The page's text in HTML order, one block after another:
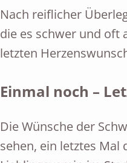
Nach reiflicher
die es schwer und oft
letzten
Einmal noch –
Die Wünsche der
sehen, ein letztes